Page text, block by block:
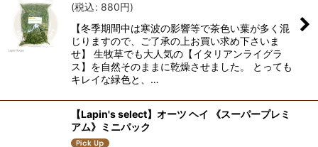
(税込: 880円)
【冬季期間中は寒波の影響等で茶色い葉が多く混
じりますので、ご了承の上お買い求め下さいま
せ】 生牧草でも大人気の【イタリアンライグラ
ス】を自然そのままに乾燥させました。 とっても
キレイな緑色と、…
【Lapin's select】オーツ ヘイ 《スーパープレミ
アム》ミニパック